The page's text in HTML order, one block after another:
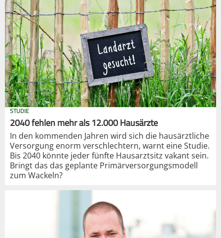
STUDIE
2040 fehlen mehr als 12.000 Hausärzte
In den kommenden Jahren wird sich die hausärztliche
Versorgung enorm verschlechtern, warnt eine Studie.
Bis 2040 könnte jeder fünfte Hausarztsitz vakant sein.
Bringt das das geplante Primärversorgungsmodell
zum Wackeln?